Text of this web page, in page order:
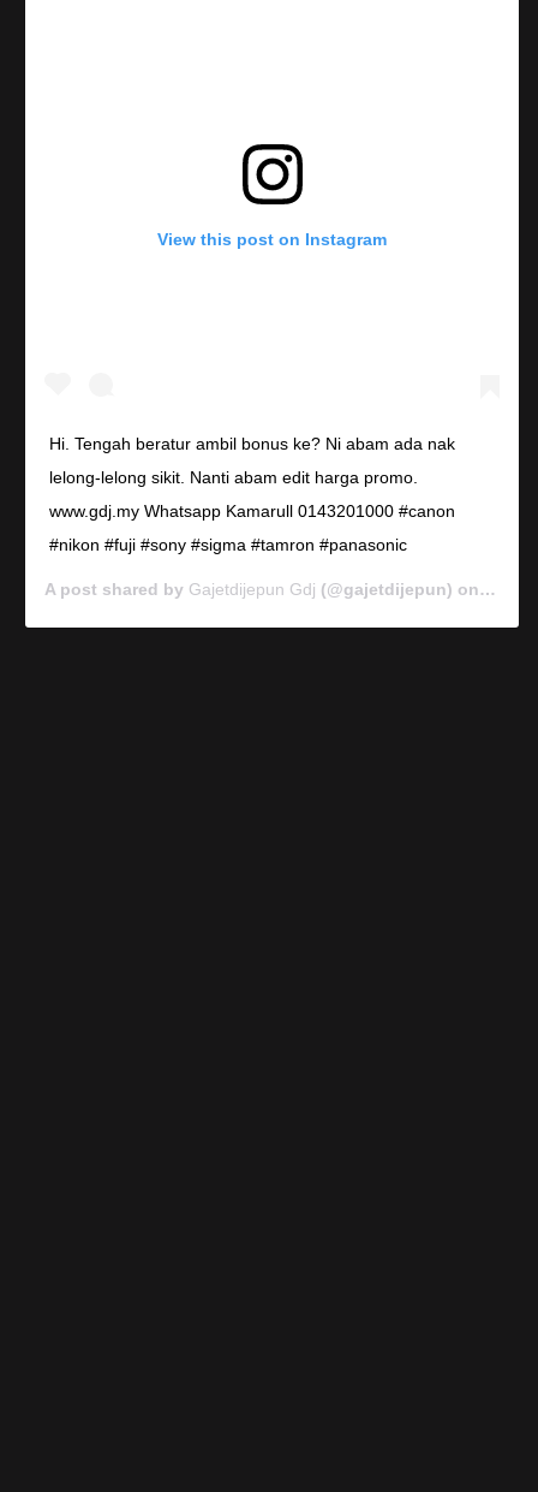
View this post on Instagram
Hi. Tengah beratur ambil bonus ke? Ni abam ada nak
lelong-lelong sikit. Nanti abam edit harga promo.
www.gdj.my Whatsapp Kamarull 0143201000 #canon
#nikon #fuji #sony #sigma #tamron #panasonic
A post shared by Gajetdijepun Gdj (@gajetdijepun) on Jan 7,